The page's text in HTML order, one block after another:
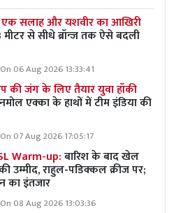
एक सलाह और यशवीर का आखिरी
मीटर से सीधे ब्रॉन्ज तक ऐसे बदली
06 Aug 2026 13:33:41
की जंग के लिए तैयार युवा हॉकी
एक्का के हाथों में टीम इंडिया की
07 Aug 2026 17:05:17
Warm-up:बारिश के बाद खेल
उम्मीद, राहुल-पडिक्कल क्रीज पर;
का इंतजार
08 Aug 2026 13:03:36